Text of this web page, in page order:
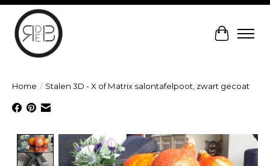
Home / Stalen 3D - X of Matrix salontafelpoot, zwart gecoat
Product image slideshow Items